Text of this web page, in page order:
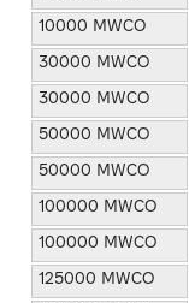
10000 MWCO
30000 MWCO
30000 MWCO
50000 MWCO
50000 MWCO
100000 MWCO
100000 MWCO
125000 MWCO